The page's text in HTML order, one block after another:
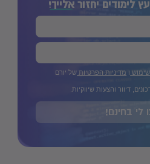
במתחם הבורסה ברמת גן, סמוך לרכבת ת"א
מרכז ועם חניה חינם בשעות הערב. - בנוסף קיימים לנו סניפים
לימודים יחזוראלייך!
ו מדיניות הפרטיות של יורם
דיוור והצעות שיווקיות.
לי בחינם!